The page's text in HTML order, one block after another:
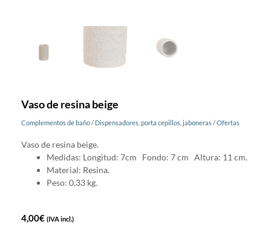
Vaso de resina beige
Complementos de baño/ Dispensadores, porta cepillos, jaboneras/Ofertas
Vaso de resina beige.
Medidas: Longitud: 7cm Fondo: 7 cm Altura: 11 cm.
Material: Resina.
Peso: 0,33 kg.
4,00€ (IVA incl.)